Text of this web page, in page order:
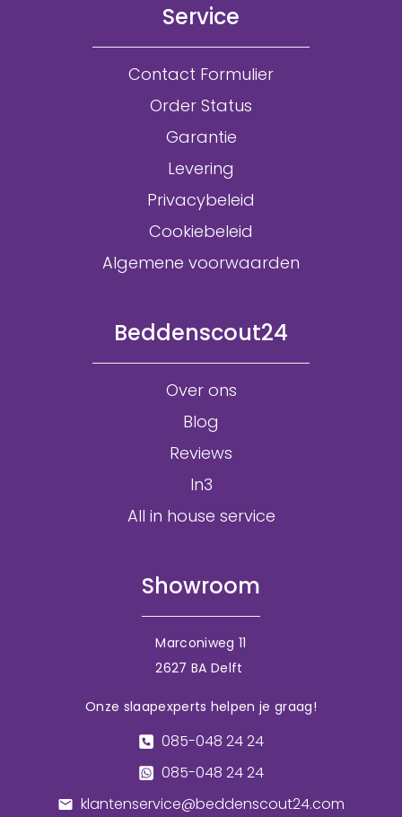
Service
Contact Formulier
Order Status
Garantie
Levering
Privacybeleid
Cookiebeleid
Algemene voorwaarden
Beddenscout24
Over ons
Blog
Reviews
In3
All in house service
Showroom
Marconiweg 11
2627 BA Delft
Onze slaapexperts helpen je graag!
085-048 24 24
085-048 24 24
klantenservice@beddenscout24.com